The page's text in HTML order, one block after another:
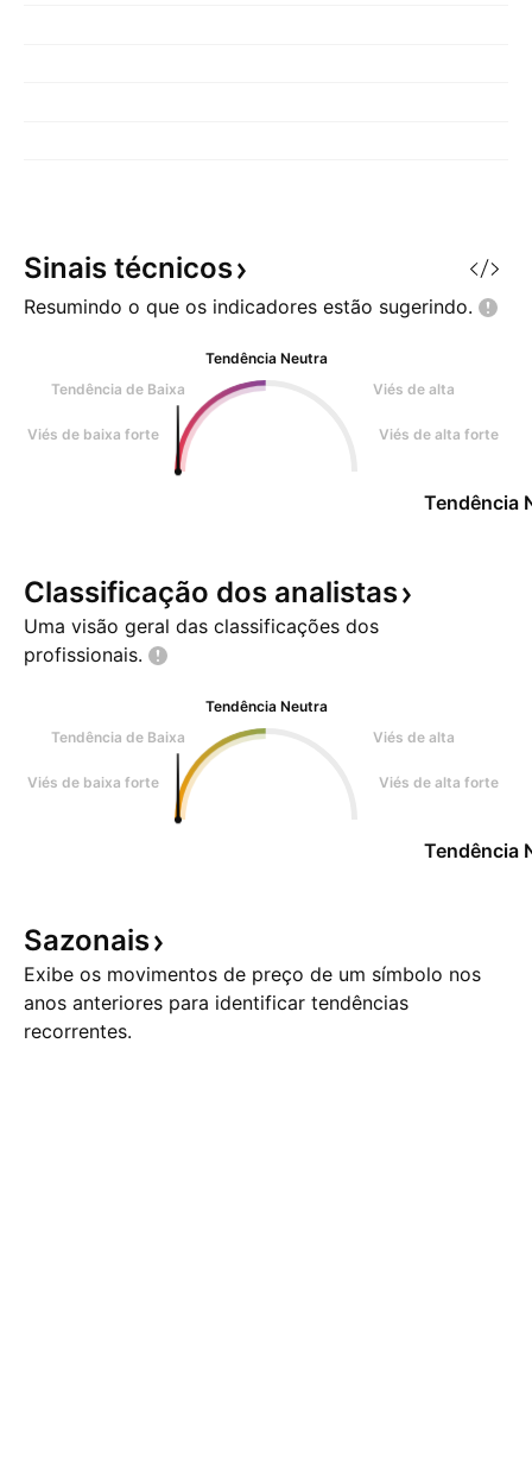
Sinais técnicos
Resumindo o que os indicadores estão sugerindo.
Tendência Neutra
Tendência de Baixa
Viés de alta
Viés de baixa forte Viés de alta forte
Tendência
Classificação dos analistas
Uma visão geral das classificações dos
profissionais.
Tendência Neutra
Tendência de Baixa
Viés de alta
Viés de baixa forte Viés de alta forte
Tendência
Sazonais
Exibe os movimentos de preço de um símbolo nos
anos anteriores para identificar tendências
recorrentes.